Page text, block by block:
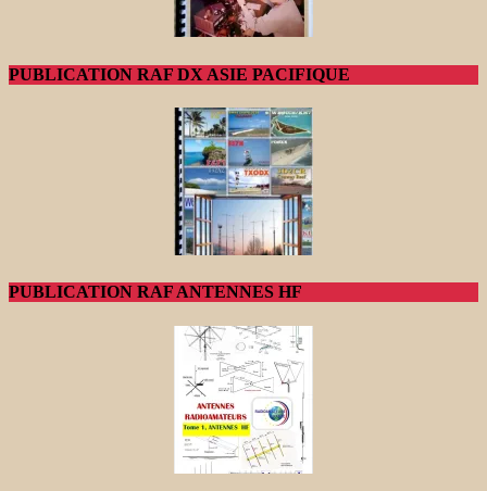
PUBLICATION RAF DX ASIE PACIFIQUE
PUBLICATION RAF ANTENNES HF